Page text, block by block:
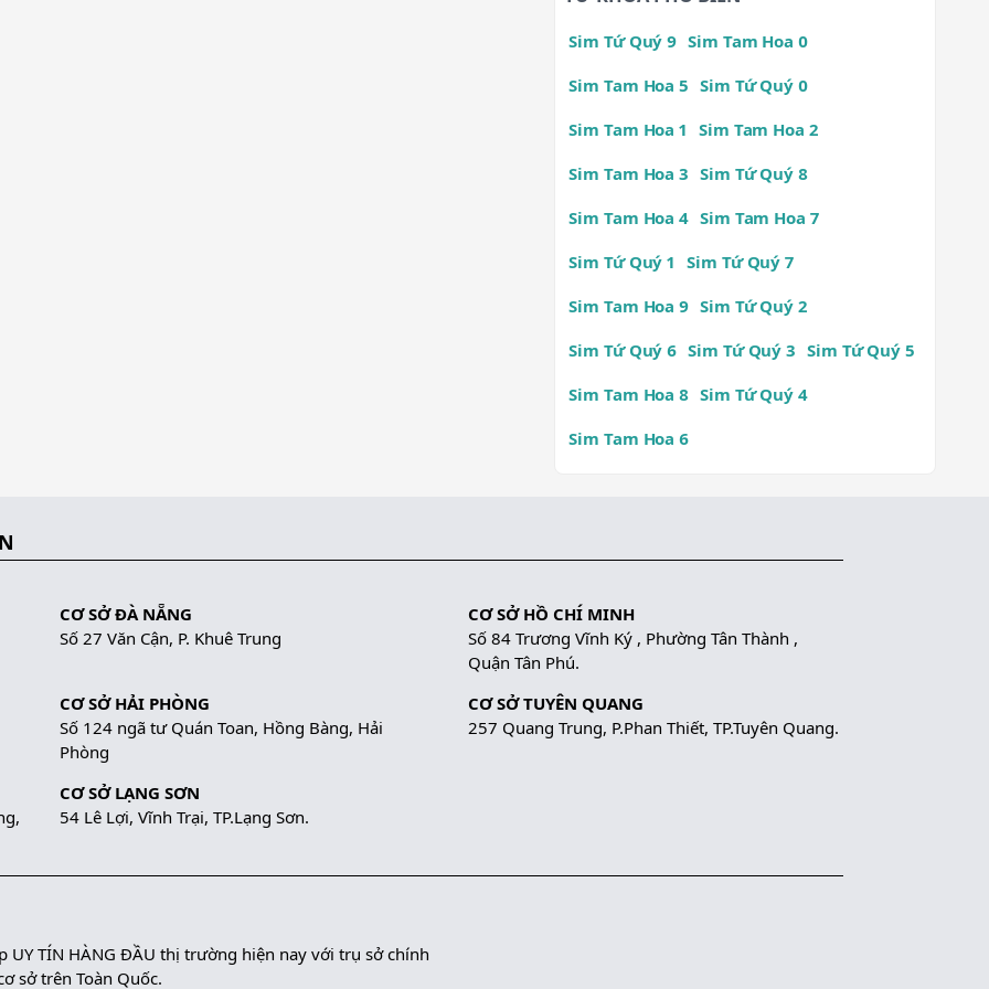
Sim Tứ Quý 9 Sim Tam Hoa 0
Sim Tam Hoa 5 Sim Tứ Quý 0
Sim Tam Hoa 1
Sim Tam Hoa 2
Sim Tam Hoa 3 Sim Tứ Quý 8
Sim Tam Hoa 4 Sim Tam Hoa 7
Sim Tứ Quý 1
Sim Tứ Quý 7
Sim Tam Hoa 9 Sim Tứ Quý 2
Sim Tứ Quý 6 Sim Tứ Quý 3 Sim Tứ Quý 5
Sim Tam Hoa 8 Sim Tứ Quý 4
Sim Tam Hoa 6
CƠ SỞ ĐÀ NẴNG
Số 27 Văn Cận, P. Khuê Trung
CƠ SỞ HỒ CHÍ MINH
Số 84 Trương Vĩnh Ký , Phường Tân Thành ,
Quận Tân Phú.
CƠ SỞ HẢI PHÒNG
Số 124 ngã tư Quán Toan, Hồng Bàng, Hải
Phòng
CƠ SỞ TUYÊN QUANG
257 Quang Trung, P.Phan Thiết, TP.Tuyên Quang.
CƠ SỞ LẠNG SƠN
54 Lê Lợi, Vĩnh Trại, TP.Lạng Sơn.
UY TÍN HÀNG ĐẦU thị trường hiện nay với trụ sở chính
sở trên Toàn Quốc.